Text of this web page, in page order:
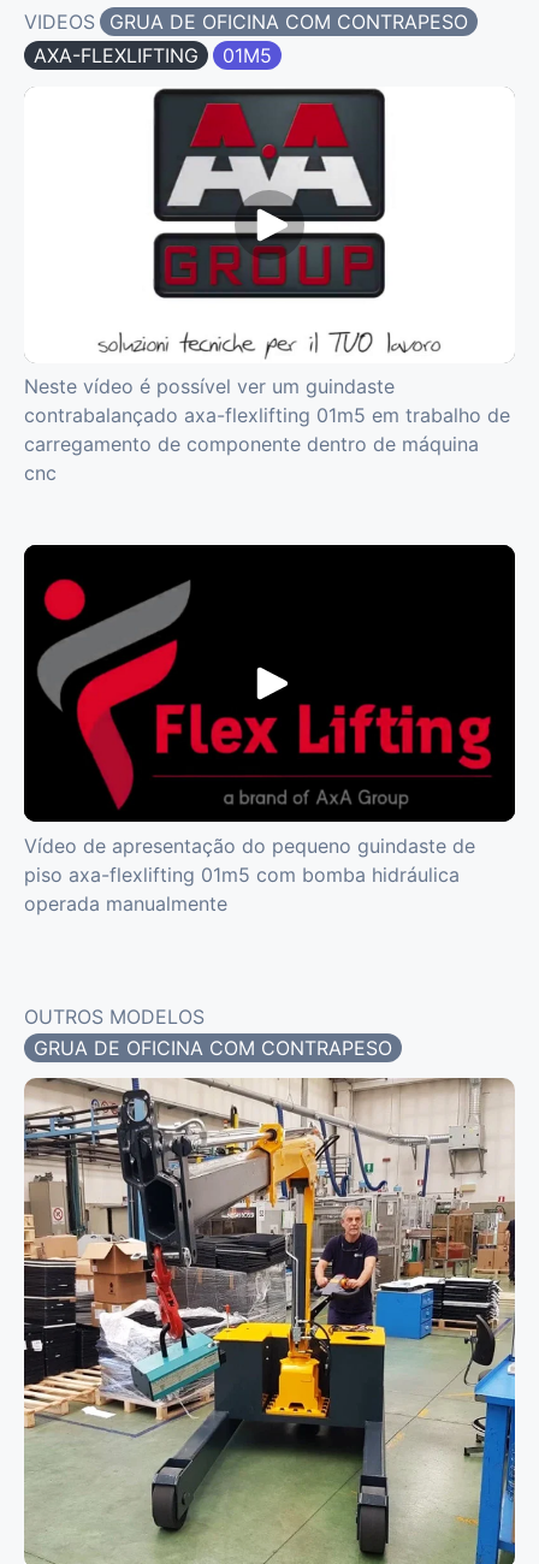
VIDEOS
GRUA DE OFICINA COM CONTRAPESO
AXA-FLEXLIFTING
01M5
Neste vídeo é possível ver um guindaste
contrabalançado axa-flexlifting 01m5 em trabalho de
carregamento de componente dentro de máquina
cnc
Vídeo de apresentação do pequeno guindaste de
piso axa-flexlifting 01m5 com bomba hidráulica
operada manualmente
OUTROS MODELOS
GRUA DE OFICINA COM CONTRAPESO